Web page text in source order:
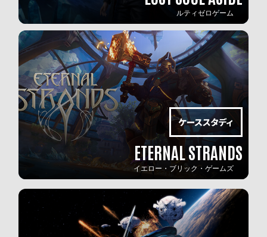
ルティゼロゲーム
ETERNAL STRANDS
イエロー・ブリック・ゲームズ